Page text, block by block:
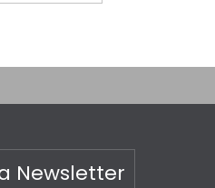
Newsletter